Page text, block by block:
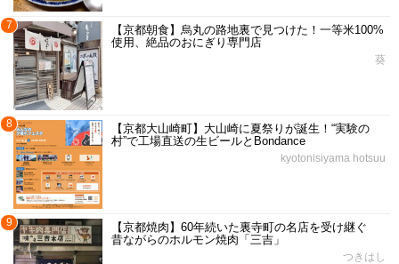
7
【京都朝食】烏丸の路地裏で見つけた！一等米100%
使用、絶品のおにぎり専門店
葵
8
【京都大山崎町】大山崎に夏祭りが誕生！“実験の
村”で工場直送の生ビールとBondance
kyotonisiyama hotsuu
9
【京都焼肉】60年続いた裏寺町の名店を受け継ぐ
昔ながらのホルモン焼肉「三吉」
つきはし